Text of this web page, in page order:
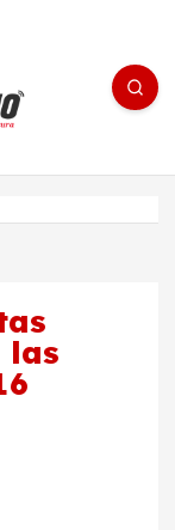
editorial
las